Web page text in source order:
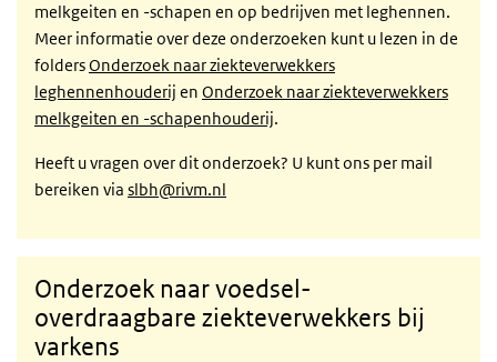
melkgeiten en -schapen en op bedrijven met leghennen.
Meer informatie over deze onderzoeken kunt u lezen in de
foldersOnderzoek naar ziekteverwekkers
leghennenhouderij en Onderzoek naar ziekteverwekkers
melkgeiten en -schapenhouderij.
Heeft u vragen over dit onderzoek? U kunt ons per mail
bereiken via slbh@rivm.nl
Onderzoek naar voedsel-
overdraagbare ziekteverwekkers bij
varkens